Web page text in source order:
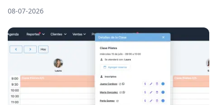
08-07-2026